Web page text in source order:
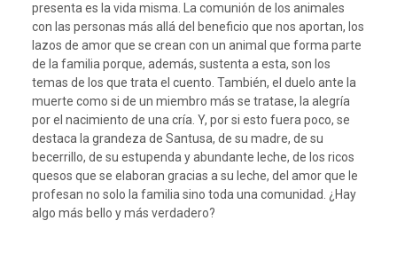
presenta es la vida misma. La comunión de los animales
con las personas más allá del beneficio que nos aportan, los
lazos de amor que se crean con un animal que forma parte
de la familia porque, además, sustenta a esta, son los
temas de los que trata el cuento. También, el duelo ante la
muerte como si de un miembro más se tratase, la alegría
por el nacimiento de una cría. Y, por si esto fuera poco, se
destaca la grandeza de Santusa, de su madre, de su
becerrillo, de su estupenda y abundante leche, de los ricos
quesos que se elaboran gracias a su leche, del amor que le
profesan no solo la familia sino toda una comunidad. ¿Hay
algo más bello y más verdadero?